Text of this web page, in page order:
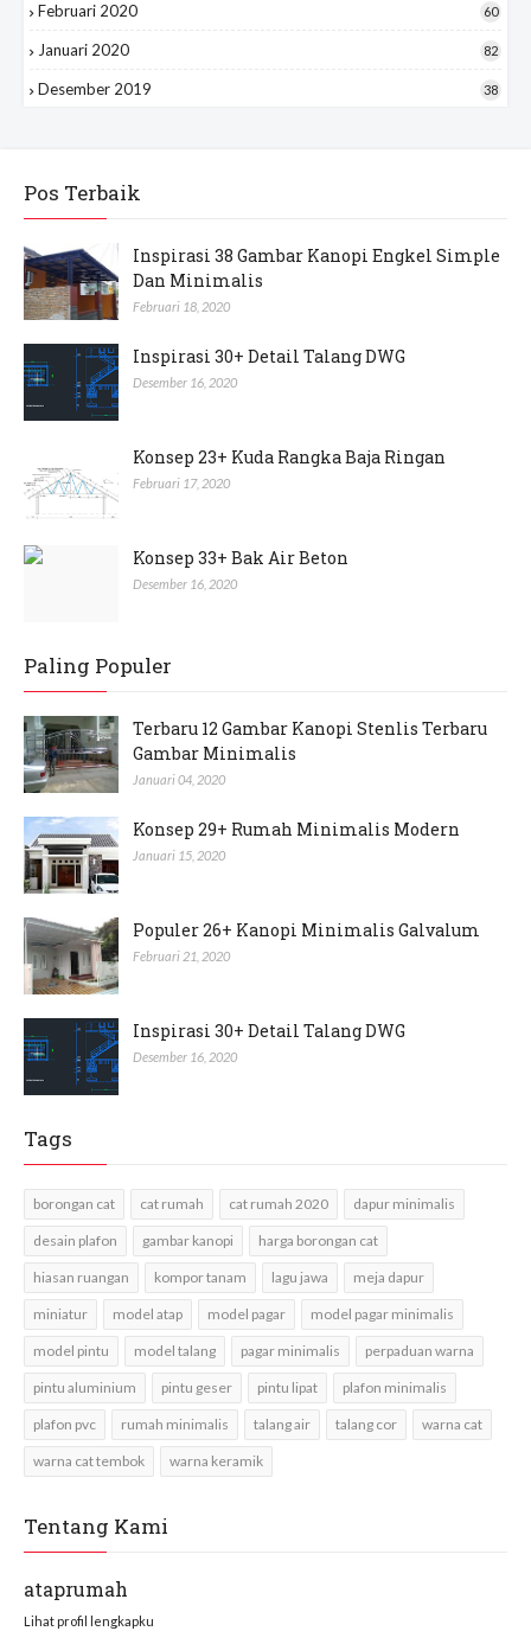
Februari 2020 60
Januari 2020 82
Desember 2019 38
Pos Terbaik
Inspirasi 38 Gambar Kanopi Engkel Simple
Dan Minimalis
Februari 18, 2020
Inspirasi 30+ Detail Talang DWG
Desember 16, 2020
Konsep 23+ Kuda Rangka Baja Ringan
Februari 17, 2020
Konsep 33+ Bak Air Beton
Desember 16, 2020
Paling Populer
Terbaru 12 Gambar Kanopi Stenlis Terbaru
Gambar Minimalis
Januari 04, 2020
Konsep 29+ Rumah Minimalis Modern
Januari 15, 2020
Populer 26+ Kanopi Minimalis Galvalum
Februari 21, 2020
Inspirasi 30+ Detail Talang DWG
Desember 16, 2020
Tags
borongan cat cat rumah cat rumah 2020 dapur minimalis
desain plafon gambar kanopi harga borongan cat
hiasan ruangan kompor tanam lagu jawa meja dapur
miniatur model atap model pagar model pagar minimalis
model pintu model talang pagar minimalis perpaduan warna
pintu aluminium pintu geser pintu lipat plafon minimalis
plafon pvc rumah minimalis talang air talang cor warna cat
warna cat tembok warna keramik
Tentang Kami
ataprumah
Lihat profil lengkapku